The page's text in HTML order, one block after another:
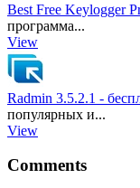
Best Free Keylogger
программа...
View
Radmin 3.5.2.1 -
популярных и...
View
Comments